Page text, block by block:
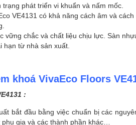
phát triển vi khuẩn và nấm mốc.
VE4131 có khả năng cách âm và
vững chắc và chất liệu chịu lực. Sàn
từ nhà sản xuất.
khoá VivaEco Floors
:
bắt đầu bằng việc chuẩn bị các
gia và các thành phần khác…